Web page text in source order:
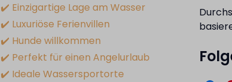
✔️ Einzigartige Lage am Wasser
✔️ Luxuriöse Ferienvillen
✔️ Hunde willkommen
✔️ Perfekt für einen Angelurlaub
✔️ Ideale Wassersportorte